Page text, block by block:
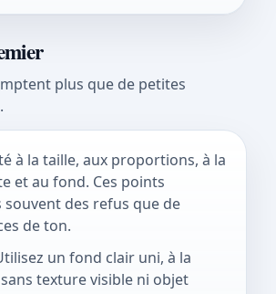
plus que de petites
à la taille, aux proportions, à la
et au fond. Ces points
des refus que de
de ton.
un fond clair uni, à la
texture visible ni objet